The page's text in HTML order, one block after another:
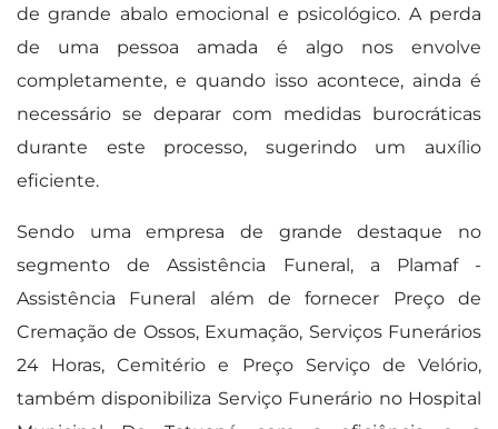
de grande abalo emocional e psicológico. A perda
de uma pessoa amada é algo nos envolve
completamente, e quando isso acontece, ainda é
necessário se deparar com medidas burocráticas
durante este processo, sugerindo um auxílio
eficiente.
Sendo uma empresa de grande destaque no
segmento de Assistência Funeral, a Plamaf -
Assistência Funeral além de fornecer Preço de
Cremação de Ossos, Exumação, Serviços Funerários
24 Horas, Cemitério e Preço Serviço de Velório,
também disponibiliza Serviço Funerário no Hospital